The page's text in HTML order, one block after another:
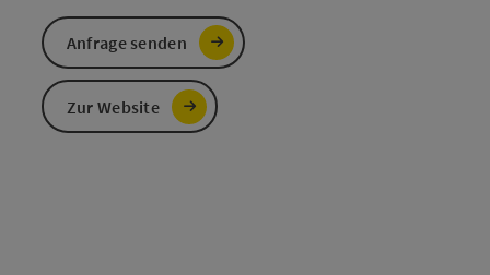
Anfrage senden
Zur Website